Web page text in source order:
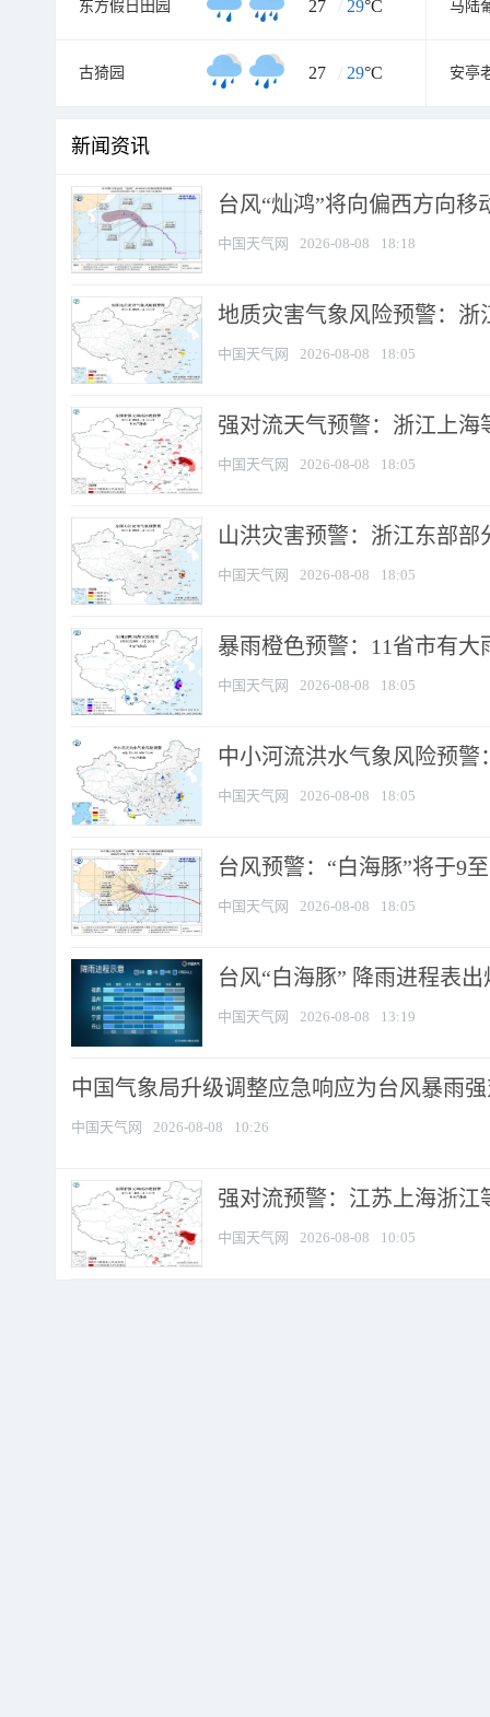
东方假日田园 27 / 29°C 马陆
古猗园 27 / 29°C 安亭
新闻资讯
台风“灿鸿”将向偏西方向移
中国天气网 2026-08-08 18:18
地质灾害气象风险预警：
中国天气网 2026-08-08 18:05
强对流天气预警：浙江上海
中国天气网 2026-08-08 18:05
山洪灾害预警：浙江东部
中国天气网 2026-08-08 18:05
暴雨橙色预警：11省市有
中国天气网 2026-08-08 18:05
中小河流洪水气象风险预
中国天气网 2026-08-08 18:05
台风预警：“白海豚”将于9
中国天气网 2026-08-08 18:05
台风“白海豚” 降雨进程表
中国天气网 2026-08-08 13:19
中国气象局升级调整应急响应为台风暴雨
中国天气网 2026-08-08 10:26
强对流预警：江苏上海浙江
中国天气网 2026-08-08 10:05